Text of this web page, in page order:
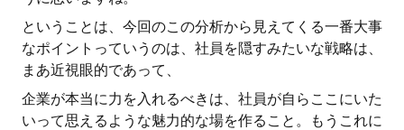
ということは、今回のこの分析から見えてくる一番大事
なポイントっていうのは、社員を隠すみたいな戦略は、
まあ近視眼的であって、
企業が本当に力を入れるべきは、社員が自らここにいた
いって思えるような魅力的な場を作ること。もうこれに